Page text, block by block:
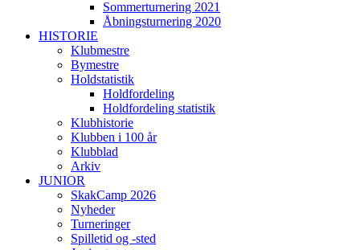
Sommerturnering 2021
Åbningsturnering 2020
HISTORIE
Klubmestre
Bymestre
Holdstatistik
Holdfordeling
Holdfordeling statistik
Klubhistorie
Klubben i 100 år
Klubblad
Arkiv
JUNIOR
SkakCamp 2026
Nyheder
Turneringer
Spilletid og -sted